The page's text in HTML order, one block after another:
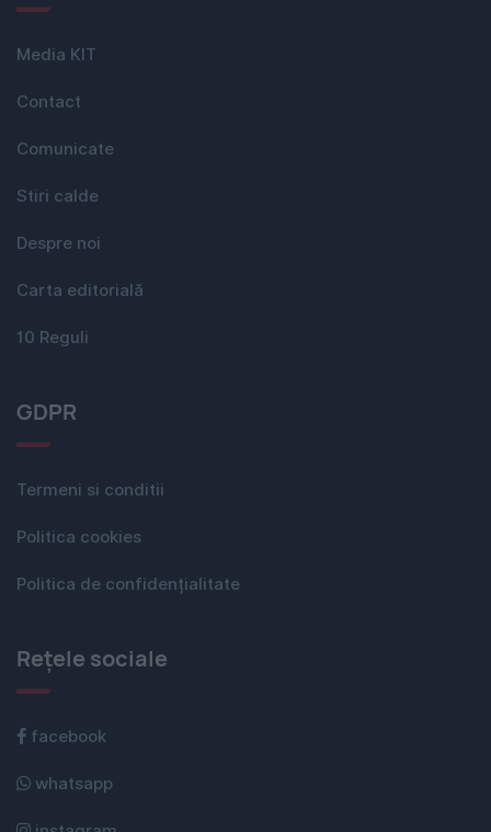
Media KIT
Contact
Comunicate
Stiri calde
Despre noi
Carta editorială
10 Reguli
GDPR
Termeni si conditii
Politica cookies
Politica de confidențialitate
Rețele sociale
facebook
whatsapp